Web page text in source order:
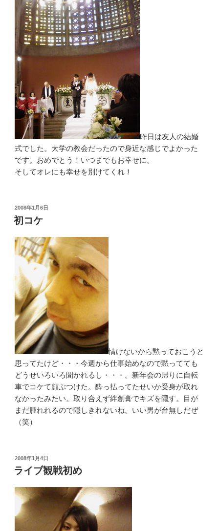
昨日は友人の結婚
式でした。大学の教会だったので身近な感じでよかった
です。おめでとう！いつまでもお幸せに。
そしてオレにも幸せを別けてくれ！
投
稿
日:
2008年1月6日
初コケ
情けないから黙っておこうと
思ってたけど・・・今週から仕事始めなので黙ってても
どうせいろいろ聞かれるし・・・。新年会の帰りに自転
車でコケて顔ぶつけた。酔っ払ってたせいか受身が取れ
なかったみたい。取り合えず絆創膏でキズを隠す。目が
まだ腫れれるので隠しきれないね。いい男が台無しだぜ
（笑）
投
稿
日:
2008年1月4日
ライブ観戦初め